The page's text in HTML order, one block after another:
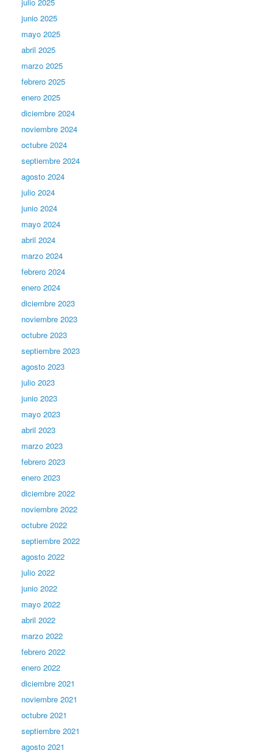
julio 2025
junio 2025
mayo 2025
abril 2025
marzo 2025
febrero 2025
enero 2025
diciembre 2024
noviembre 2024
octubre 2024
septiembre 2024
agosto 2024
julio 2024
junio 2024
mayo 2024
abril 2024
marzo 2024
febrero 2024
enero 2024
diciembre 2023
noviembre 2023
octubre 2023
septiembre 2023
agosto 2023
julio 2023
junio 2023
mayo 2023
abril 2023
marzo 2023
febrero 2023
enero 2023
diciembre 2022
noviembre 2022
octubre 2022
septiembre 2022
agosto 2022
julio 2022
junio 2022
mayo 2022
abril 2022
marzo 2022
febrero 2022
enero 2022
diciembre 2021
noviembre 2021
octubre 2021
septiembre 2021
agosto 2021